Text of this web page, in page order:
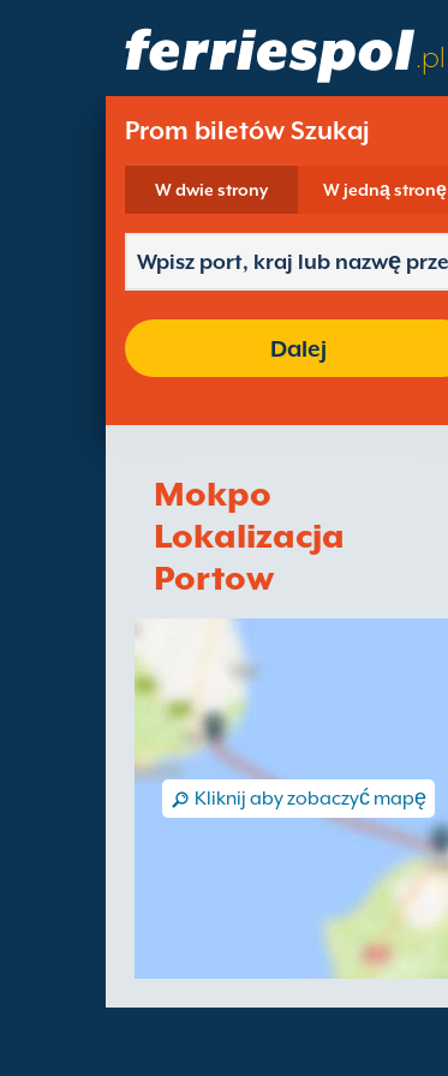
.pl
Prom biletów Szukaj
W dwie strony W jedną stronę
Dalej
Mokpo
Lokalizacja
Portow
Kliknij aby zobaczyć mapę